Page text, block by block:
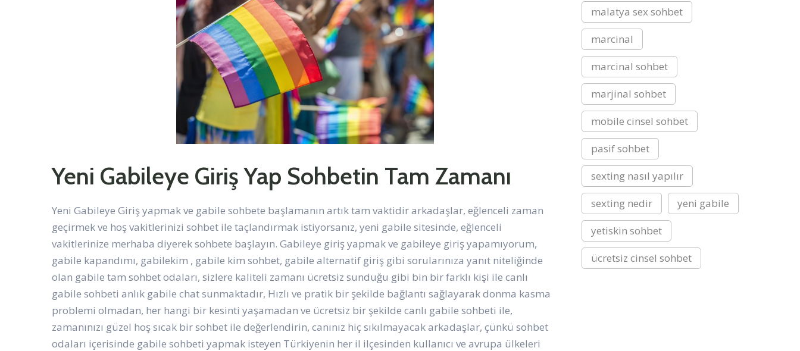
Yeni Gabileye Giriş Yap Sohbetin Tam Zamanı
Yeni Gabileye Giriş yapmak ve gabile sohbete başlamanın artık tam vaktidir arkadaşlar, eğlenceli zaman
geçirmek ve hoş vakitlerinizi sohbet ile taçlandırmak istiyorsanız, yeni gabile sitesinde, eğlenceli
vakitlerinize merhaba diyerek sohbete başlayın. Gabileye giriş yapmak ve gabileye giriş yapamıyorum,
gabile kapandımı, gabilekim , gabile kim sohbet, gabile alternatif giriş gibi sorularınıza yanıt niteliğinde
olan gabile tam sohbet odaları, sizlere kaliteli zamanı ücretsiz sunduğu gibi bin bir farklı kişi ile canlı
gabile sohbeti anlık gabile chat sunmaktadır, Hızlı ve pratik bir şekilde bağlantı sağlayarak donma kasma
problemi olmadan, her hangi bir kesinti yaşamadan ve ücretsiz bir şekilde canlı gabile sohbeti ile,
zamanınızı güzel hoş sıcak bir sohbet ile değerlendirin, canınız hiç sıkılmayacak arkadaşlar, çünkü sohbet
odaları içerisinde gabile sohbeti yapmak isteyen Türkiyenin her il ilçesinden kullanıcı ve avrupa ülkeleri
malatya sex sohbet
marcinal
marcinal sohbet
marjinal sohbet
mobile cinsel sohbet
pasif sohbet
sexting nasıl yapılır
sexting nedir
yeni gabile
yetiskin sohbet
ücretsiz cinsel sohbet